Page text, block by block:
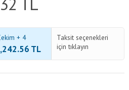
+ 4
TL
Taksit seçenekleri
için tıklayın